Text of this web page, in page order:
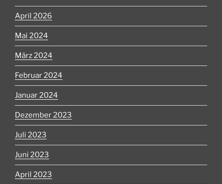
April 2026
Mai 2024
März 2024
Februar 2024
Januar 2024
Dezember 2023
Juli 2023
Juni 2023
April 2023